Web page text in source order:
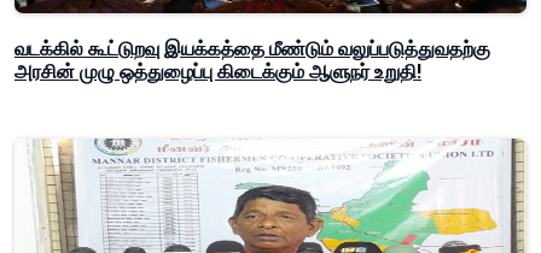
வடக்கில் கூட்டுறவு இயக்கத்தை மீண்டும் வலுப்படுத்துவதற்கு
அரசின் முழு ஒத்துழைப்பு கிடைக்கும் ஆளுநர் உறுதி!